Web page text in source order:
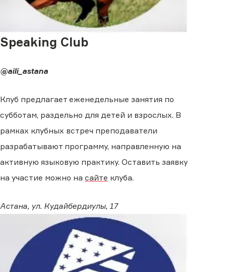
Speaking Club
@aili_astana
Клуб предлагает еженедельные занятия по
субботам, раздельно для детей и взрослых. В
рамках клубных встреч преподаватели
разрабатывают программу, направленную на
активную языковую практику. Оставить заявку
на участие можно на сайте клуба.
Астана, ул. Кудайбердиулы, 17